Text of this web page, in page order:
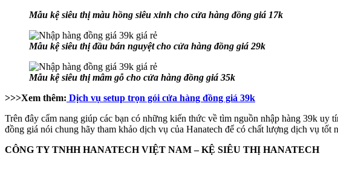
Mẫu kệ siêu thị màu hồng siêu xinh cho cửa hàng đồng giá 17k
Mẫu kệ siêu thị đầu bán nguyệt cho cửa hàng đồng giá 29k
Mẫu kệ siêu thị mâm gỗ cho cửa hàng đồng giá 35k
>>>Xem thêm: Dịch vụ setup trọn gói cửa hàng đồng giá 39k
Trên đây cẩm nang giúp các bạn có những kiến thức về tìm nguồn nhập hàng 39k
đồng giá nói chung hãy tham khảo dịch vụ của Hanatech để có chất lượng dịch vụ tốt
CÔNG TY TNHH HANATECH VIỆT NAM – KỆ SIÊU THỊ HANATECH